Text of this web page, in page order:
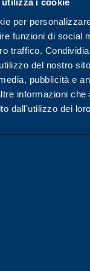
i cookie
per
funzioni di social
traffico.
del nostro
pubblicità e
informazioni che
dall'utilizzo dei
notevolmente
alogena.
creano
di energia
lampadina. Un
del
la durata
portare a
di tungsteno che
devono
per le